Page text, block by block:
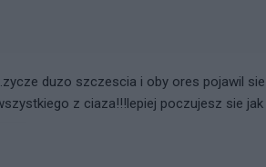
duzo szczescia i oby ores pojawil
z ciaza!!!lepiej poczujesz sie